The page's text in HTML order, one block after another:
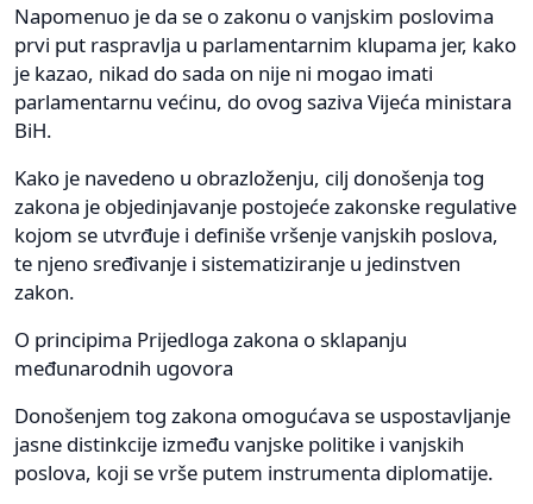
Napomenuo je da se o zakonu o vanjskim poslovima
prvi put raspravlja u parlamentarnim klupama jer, kako
je kazao, nikad do sada on nije ni mogao imati
parlamentarnu većinu, do ovog saziva Vijeća ministara
BiH.
Kako je navedeno u obrazloženju, cilj donošenja tog
zakona je objedinjavanje postojeće zakonske regulative
kojom se utvrđuje i definiše vršenje vanjskih poslova,
te njeno sređivanje i sistematiziranje u jedinstven
zakon.
O principima Prijedloga zakona o sklapanju
međunarodnih ugovora
Donošenjem tog zakona omogućava se uspostavljanje
jasne distinkcije između vanjske politike i vanjskih
poslova, koji se vrše putem instrumenta diplomatije.